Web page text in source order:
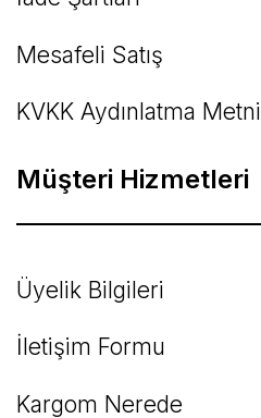
Mesafeli Satış
KVKK Aydınlatma Metni
Müşteri Hizmetleri
Üyelik Bilgileri
İletişim Formu
Kargom Nerede